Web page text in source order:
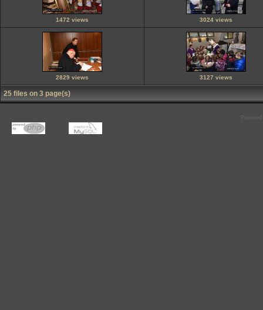
1472 views 3024 views
2829 views 3127 views
25 files on 3 page(s)